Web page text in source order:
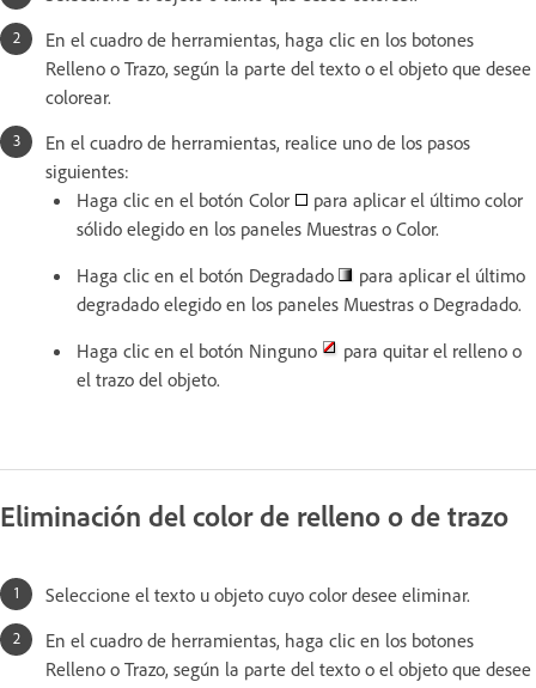
En el cuadro de herramientas, haga clic en los botones
Relleno o Trazo, según la parte del texto o el objeto que desee
colorear.
En el cuadro de herramientas, realice uno de los pasos
siguientes:
Haga clic en el botón Color
para aplicar el último color
sólido elegido en los paneles Muestras o Color.
Haga clic en el botón Degradado
para aplicar el último
degradado elegido en los paneles Muestras o Degradado.
Haga clic en el botón Ninguno
para quitar el relleno o
el trazo del objeto.
Eliminación del color de relleno o de trazo
Seleccione el texto u objeto cuyo color desee eliminar.
En el cuadro de herramientas, haga clic en los botones
Relleno o Trazo, según la parte del texto o el objeto que desee